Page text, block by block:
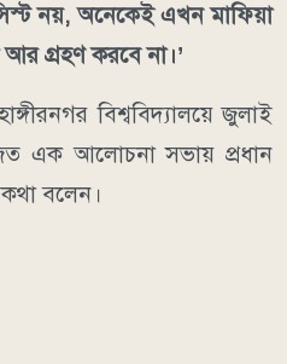
নয়, অনেকেই এখন মাফিয়া
গ্রহণ করবে না।’
বিশ্ববিদ্যালয়ে জুলাই
এক আলোচনা সভায় প্রধান
বলেন।